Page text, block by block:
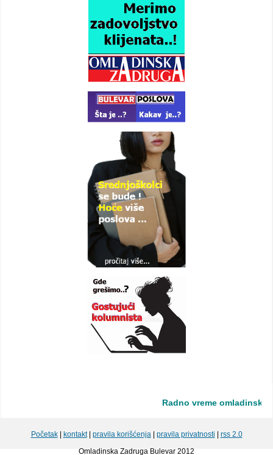
Radno vreme omladinske
Početak| kontakt| pravila korišćenja| pravila privatnosti
rss 2.0
Omladinska Zadruga Bulevar 2012